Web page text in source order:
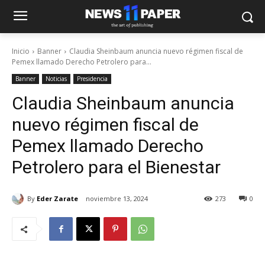
Inicio Banner
Claudia Sheinbaum anuncia nuevo régimen fiscal de
Pemex llamado Derecho Petrolero para...
Banner Noticias Presidencia
Claudia Sheinbaum anuncia
nuevo régimen fiscal de
Pemex llamado Derecho
Petrolero para el Bienestar
By Eder Zarate noviembre 13, 2024 0
273